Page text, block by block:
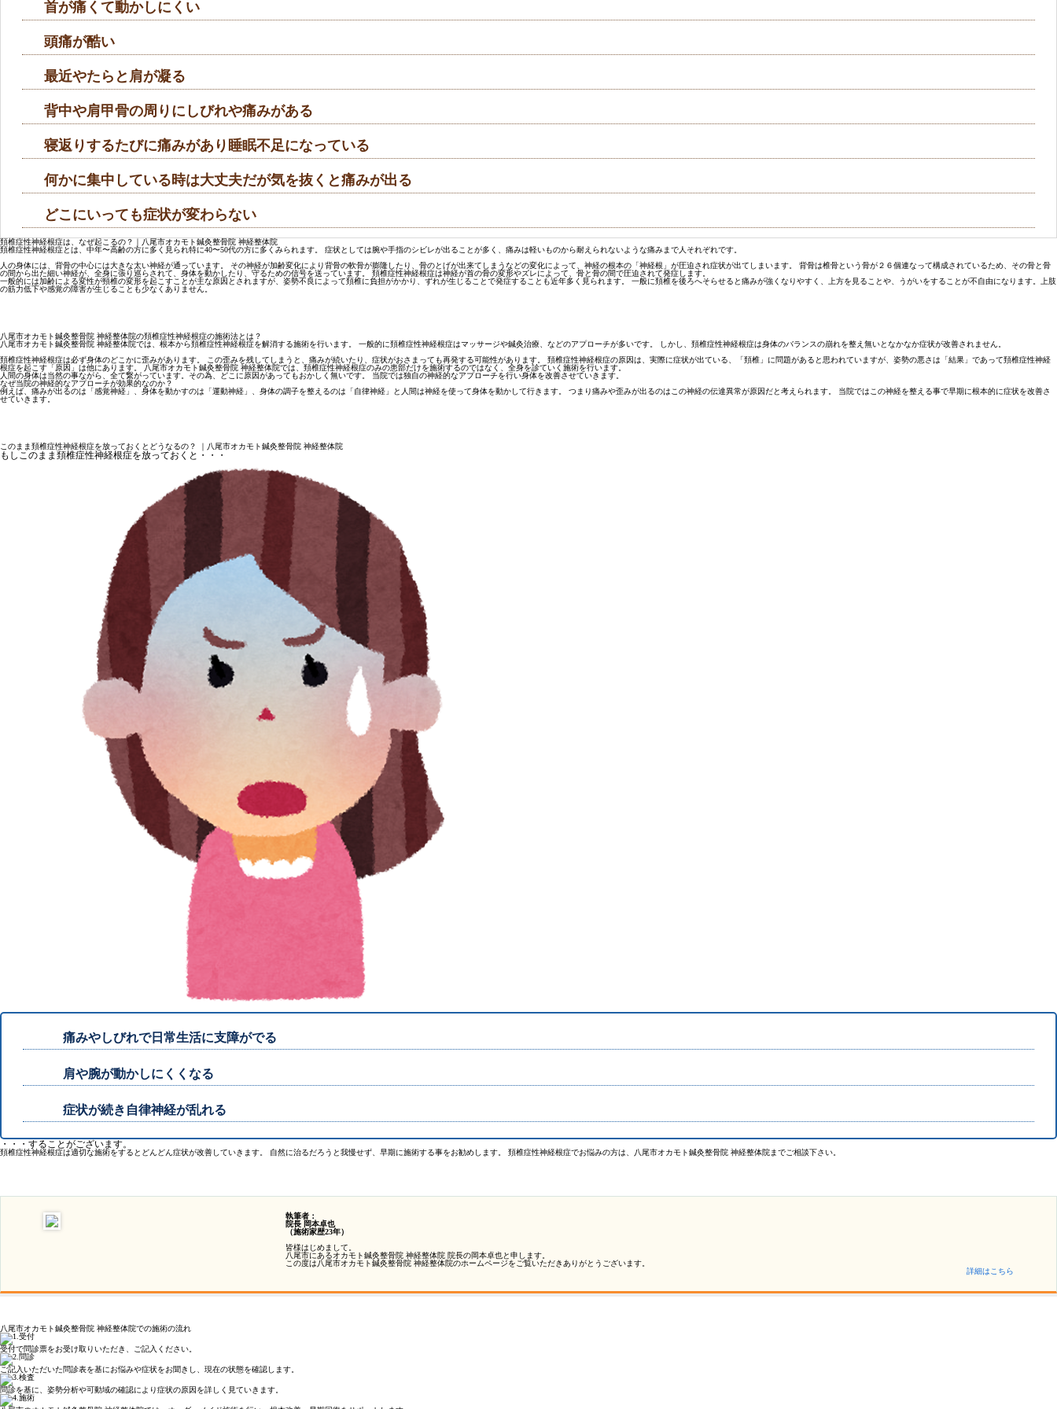
首が痛くて動かしにくい
頭痛が酷い
最近やたらと肩が凝る
背中や肩甲骨の周りにしびれや痛みがある
寝返りするたびに痛みがあり睡眠不足になっている
何かに集中している時は大丈夫だが気を抜くと痛みが出る
どこにいっても症状が変わらない
頚椎症性神経根症は、なぜ起こるの？｜八尾市オカモト鍼灸整骨院 神経整体院
頚椎症性神経根症とは、中年〜高齢の方に多く見られ特に40〜50代の方に多くみられます。 症状としては腕や手指のシビレが出ることが多く、痛みは軽いものから耐えられないような痛みまで人それぞれです。
人の身体には、背骨の中心には大きな太い神経が通っています。 その神経が加齢変化により背骨の軟骨が膨隆したり、骨のとげが出来てしまうなどの変化によって、神経の根本の「神経根」が圧迫され症状が出てしまいます。 背骨は椎骨という骨が２６個連なって構成されているため、その骨と骨
の間から出た細い神経が、全身に張り巡らされて、身体を動かしたり、守るための信号を送っています。 頚椎症性神経根症は神経が首の骨の変形やズレによって、骨と骨の間で圧迫されて発症します。
一般的には加齢による変性が頸椎の変形を起こすことが主な原因とされますが、姿勢不良によって頚椎に負担がかかり、ずれが生じることで発症することも近年多く見られます。 一般に頚椎を後ろへそらせると痛みが強くなりやすく、上方を見ることや、うがいをすることが不自由になります。上肢
の筋力低下や感覚の障害が生じることも少なくありません。
八尾市オカモト鍼灸整骨院 神経整体院の頚椎症性神経根症の施術法とは？
八尾市オカモト鍼灸整骨院 神経整体院では、根本から頚椎症性神経根症を解消する施術を行います。 一般的に頚椎症性神経根症はマッサージや鍼灸治療、などのアプローチが多いです。 しかし、頚椎症性神経根症は身体のバランスの崩れを整え無いとなかなか症状が改善されません。
頚椎症性神経根症は必ず身体のどこかに歪みがあります。 この歪みを残してしまうと、痛みが続いたり、症状がおさまっても再発する可能性があります。 頚椎症性神経根症の原因は、実際に症状が出ている、「頚椎」に問題があると思われていますが、姿勢の悪さは「結果」であって頚椎症性神経
根症を起こす「原因」は他にあります。 八尾市オカモト鍼灸整骨院 神経整体院では、頚椎症性神経根症のみの患部だけを施術するのではなく、全身を診ていく施術を行います。
人間の身体は当然の事ながら、全て繋がっています。その為、どこに原因があってもおかしく無いです。 当院では独自の神経的なアプローチを行い身体を改善させていきます。
なぜ当院の神経的なアプローチが効果的なのか？
例えば、痛みが出るのは「感覚神経」、身体を動かすのは「運動神経」、身体の調子を整えるのは「自律神経」と人間は神経を使って身体を動かして行きます。 つまり痛みや歪みが出るのはこの神経の伝達異常が原因だと考えられます。 当院ではこの神経を整える事で早期に根本的に症状を改善さ
せていきます。
このまま頚椎症性神経根症を放っておくとどうなるの？ ｜八尾市オカモト鍼灸整骨院 神経整体院
もしこのまま頚椎症性神経根症を放っておくと・・・
痛みやしびれで日常生活に支障がでる
肩や腕が動かしにくくなる
症状が続き自律神経が乱れる
・・・することがございます。
頚椎症性神経根症は適切な施術をするとどんどん症状が改善していきます。 自然に治るだろうと我慢せず、早期に施術する事をお勧めします。 頚椎症性神経根症でお悩みの方は、八尾市オカモト鍼灸整骨院 神経整体院までご相談下さい。
執筆者：
院長 岡本卓也
（施術家歴23年）
皆様はじめまして。
八尾市にあるオカモト鍼灸整骨院 神経整体院 院長の岡本卓也と申します。
この度は八尾市オカモト鍼灸整骨院 神経整体院のホームページをご覧いただきありがとうございます。
詳細はこちら
八尾市オカモト鍼灸整骨院 神経整体院での施術の流れ
受付で問診票をお受け取りいただき、ご記入ください。
ご記入いただいた問診表を基にお悩みや症状をお聞きし、現在の状態を確認します。
問診を基に、姿勢分析や可動域の確認により症状の原因を詳しく見ていきます。